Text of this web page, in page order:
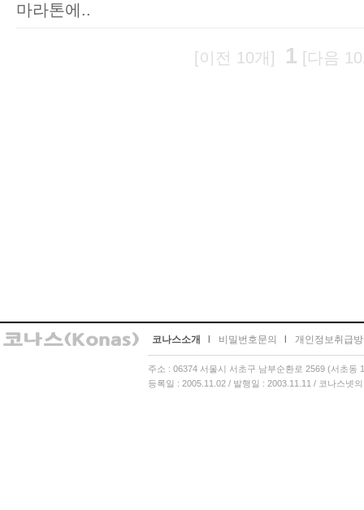
마라톤에..
[이전 10개] 1 [다음
코나스소개 비밀번호문의 개인정보취급
주소 : 06374 서울시 서초구 남부순환로 2569 (서초
등록일 : 2005.11.02 / 발행일 : 2003.11.11 / 코나스넷